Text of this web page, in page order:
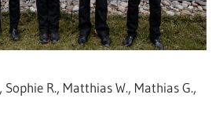
Sophie R., Matthias W., Mathias G.,